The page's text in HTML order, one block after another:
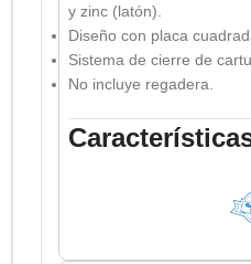
y zinc (latón).
Diseño con placa
Sistema de cierre de
No incluye regadera.